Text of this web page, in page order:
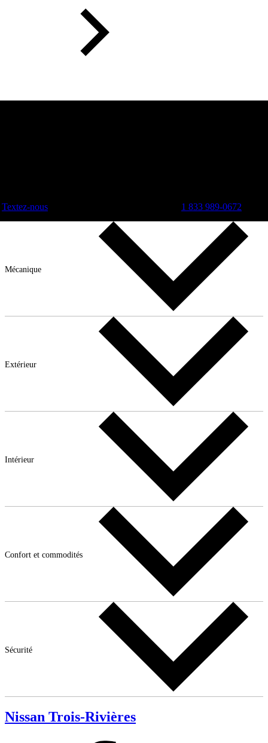
Textez-nous 1 833 989-0672
Mécanique
Extérieur
Intérieur
Confort et commodités
Sécurité
Nissan Trois-Rivières